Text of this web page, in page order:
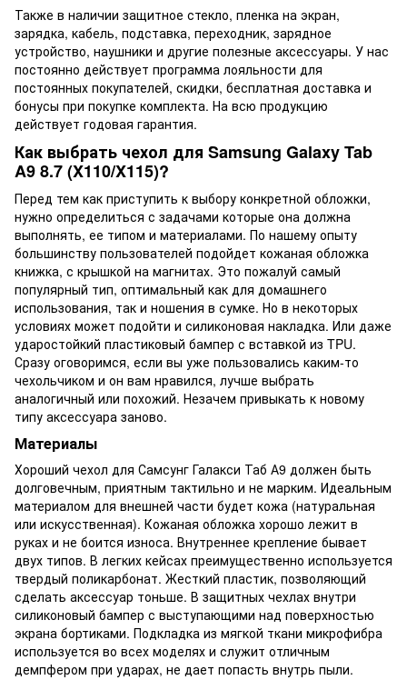
Также в наличии защитное стекло, пленка на экран,
зарядка, кабель, подставка, переходник, зарядное
устройство, наушники и другие полезные аксессуары. У нас
постоянно действует программа лояльности для
постоянных покупателей, скидки, бесплатная доставка и
бонусы при покупке комплекта. На всю продукцию
действует годовая гарантия.
Как выбрать чехол для Samsung Galaxy Tab
A9 8.7 (X110/X115)?
Перед тем как приступить к выбору конкретной обложки,
нужно определиться с задачами которые она должна
выполнять, ее типом и материалами. По нашему опыту
большинству пользователей подойдет кожаная обложка
книжка, с крышкой на магнитах. Это пожалуй самый
популярный тип, оптимальный как для домашнего
использования, так и ношения в сумке. Но в некоторых
условиях может подойти и силиконовая накладка. Или даже
ударостойкий пластиковый бампер с вставкой из TPU.
Сразу оговоримся, если вы уже пользовались каким-то
чехольчиком и он вам нравился, лучше выбрать
аналогичный или похожий. Незачем привыкать к новому
типу аксессуара заново.
Материалы
Хороший чехол для Самсунг Галакси Таб А9 должен быть
долговечным, приятным тактильно и не марким. Идеальным
материалом для внешней части будет кожа (натуральная
или искусственная). Кожаная обложка хорошо лежит в
руках и не боится износа. Внутреннее крепление бывает
двух типов. В легких кейсах преимущественно используется
твердый поликарбонат. Жесткий пластик, позволяющий
сделать аксессуар тоньше. В защитных чехлах внутри
силиконовый бампер с выступающими над поверхностью
экрана бортиками. Подкладка из мягкой ткани микрофибра
используется во всех моделях и служит отличным
демпфером при ударах, не дает попасть внутрь пыли.